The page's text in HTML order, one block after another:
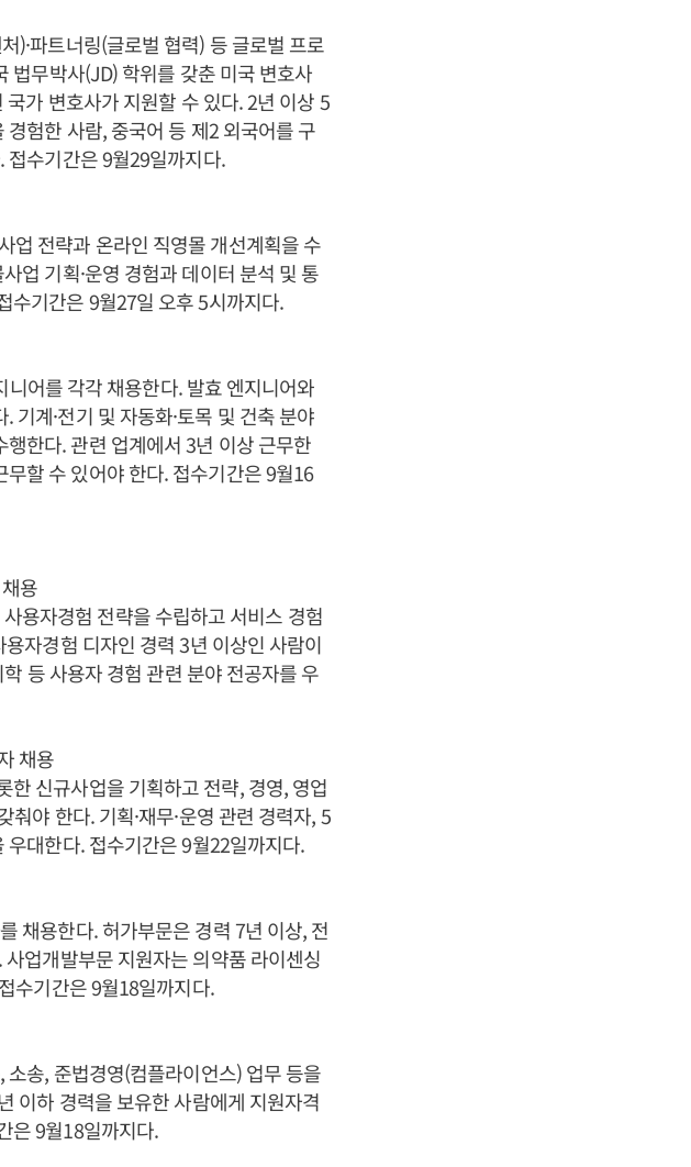
)·파트너링(글로벌 협력) 등 글로벌 프로
법무박사(JD) 학위를 갖춘 미국 변호사
가 변호사가 지원할 수 있다. 2년 이상 5
험한 사람, 중국어 등 제2 외국어를 구
접수기간은 9월29일까지다.
업 전략과 온라인 직영몰 개선계획을 수
업 기획·운영 경험과 데이터 분석 및 통
수기간은 9월27일 오후 5시까지다.
어를 각각 채용한다. 발효 엔지니어와
계·전기 및 자동화·토목 및 건축 분야
한다. 관련 업계에서 3년 이상 근무한
할 수 있어야 한다. 접수기간은 9월16
용
용자경험 전략을 수립하고 서비스 경험
자경험 디자인 경력 3년 이상인 사람이
등 사용자 경험 관련 분야 전공자를 우
채용
신규사업을 기획하고 전략, 경영, 영업
야 한다. 기획·재무·운영 관련 경력자, 5
대한다. 접수기간은 9월22일까지다.
채용한다. 허가부문은 경력 7년 이상, 전
업개발부문 지원자는 의약품 라이센싱
수기간은 9월18일까지다.
송, 준법경영(컴플라이언스) 업무 등을
이하 경력을 보유한 사람에게 지원자격
은 9월18일까지다.